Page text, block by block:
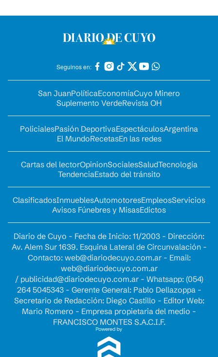
Seguinos en:
San JuanPolíticaEconomíaCuyo Minero
Suplemento VerdeRevista OH
PolicialesPasión DeportivaEspectáculosArgentina
El MundoRecetasEn las redes
Cartas del lectorOpinionSocialesSaludTecnología
TendenciaEstado del tránsito
ClasificadosInmueblesAutomotoresEmpleosServicios
Avisos Fúnebres y MisasEdictos
Diario de Cuyo - Fecha de Inicio: 11/2003 - Dirección:
Av. Alem Sur 1639. Esquina Lateral de Circunvalación -
Contacto: web@diariodecuyo.com.ar- Email:
web@diariodecuyo.com.ar
/ publicidad@diariodecuyo.com.ar- Whatsapp: (054)
264 5045343 - Gerente General: Pablo Dellazoppa -
Secretario de Redacción: Diego Castillo - Editor Web:
Mario Romero - Empresa propietaria del medio -
FRANCISCO MONTES S.A.C.I.F.